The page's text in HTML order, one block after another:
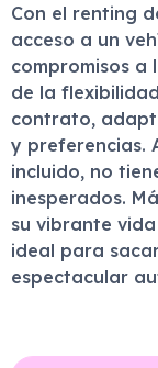
Con el renting
acceso a un
compromisos a
de la
contrato,
y preferencias.
incluido, no
inesperados.
su vibrante
ideal para
espectacular